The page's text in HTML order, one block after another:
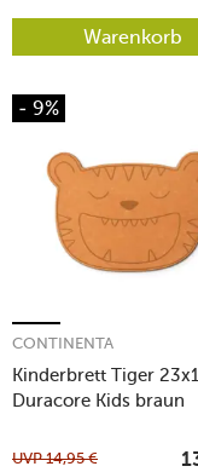
Warenkorb
- 9%
Kinderbrett Tiger
Duracore Kids braun
CONTINENTA
UVP14,95 €